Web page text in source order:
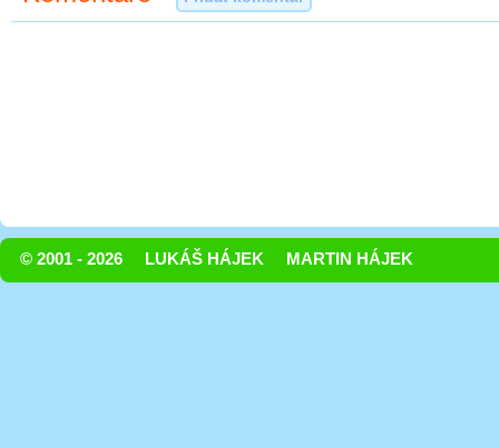
© 2001 - 2026 LUKÁŠ HÁJEK MARTIN HÁJEK